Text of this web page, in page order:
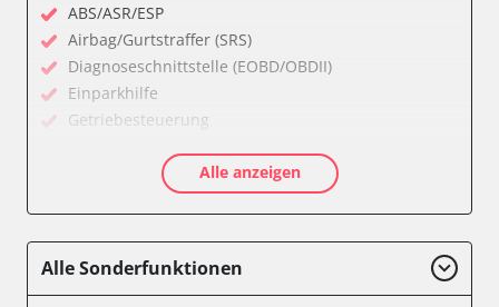
ABS/ASR/ESP
Airbag/Gurtstraffer (SRS)
Diagnoseschnittstelle (EOBD/OBDII)
Einparkhilfe
Getriebesteuerung
Kombiinstrument
Soundsystem
Alle anzeigen
Alle Sonderfunktionen